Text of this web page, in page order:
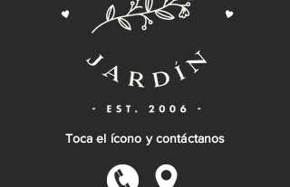
Toca el ícono y contáctanos